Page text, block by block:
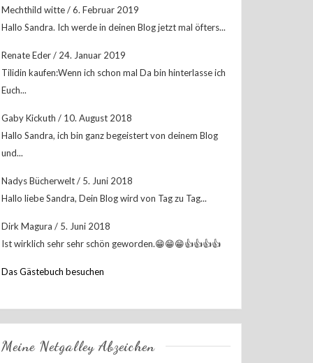
Mechthild witte/6. Februar 2019
Hallo Sandra. Ich werde in deinen Blog jetzt mal öfters...
Renate Eder/ 24. Januar 2019
Tilidin kaufen:Wenn ich schon mal Da bin hinterlasse ich
Euch...
Gaby Kickuth / 10. August 2018
Hallo Sandra, ich bin ganz begeistert von deinem Blog
und...
Nadys Bücherwelt/ 5. Juni 2018
Hallo liebe Sandra, Dein Blog wird von Tag zu Tag...
Dirk Magura / 5. Juni 2018
Ist wirklich sehr sehr schön geworden.😁😁😁👍👍👍👍
Das Gästebuch besuchen
Meine Netgalley Abzeichen